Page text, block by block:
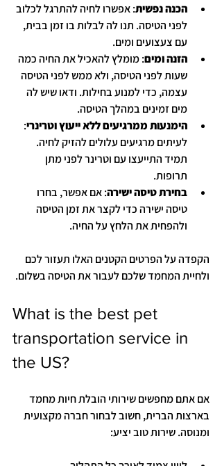
הכנה נפשית: אפשרו לחיה להתרגל לכלוב
לפני הטיסה. תנו לה לבלות בו זמן בבית,
עם צעצועים ומים.
הזנה ומים: מומלץ להאכיל את החיה כמה
שעות לפני הטיסה, ולא ממש לפני הטיסה
עצמה, כדי למנוע בחילות. ודאו שיש לה
מים זמינים במהלך הטיסה.
הימנעות ממרגיעים ללא ייעוץ וטרינרי:
לעיתים מרגיעים עלולים להזיק לחיה.
תמיד התייעצו עם וטרינר לפני מתן
תרופות.
בחירת טיסה ישירה: אם אפשר, בחרו
טיסה ישירה כדי לקצר את זמן הטיסה
ולהפחית את הלחץ על החיה.
הקפדה על הפרטים הקטנים האלו תעזור לכם
ולחיית המחמד שלכם לעבור את הטיסה בשלום.
What is the best pet
transportation service in
the US?
אם אתם מחפשים שירותי הובלת חיות מחמד
בארצות הברית, חשוב לבחור חברה מקצועית
ומנוסה. שירות טוב יציע: